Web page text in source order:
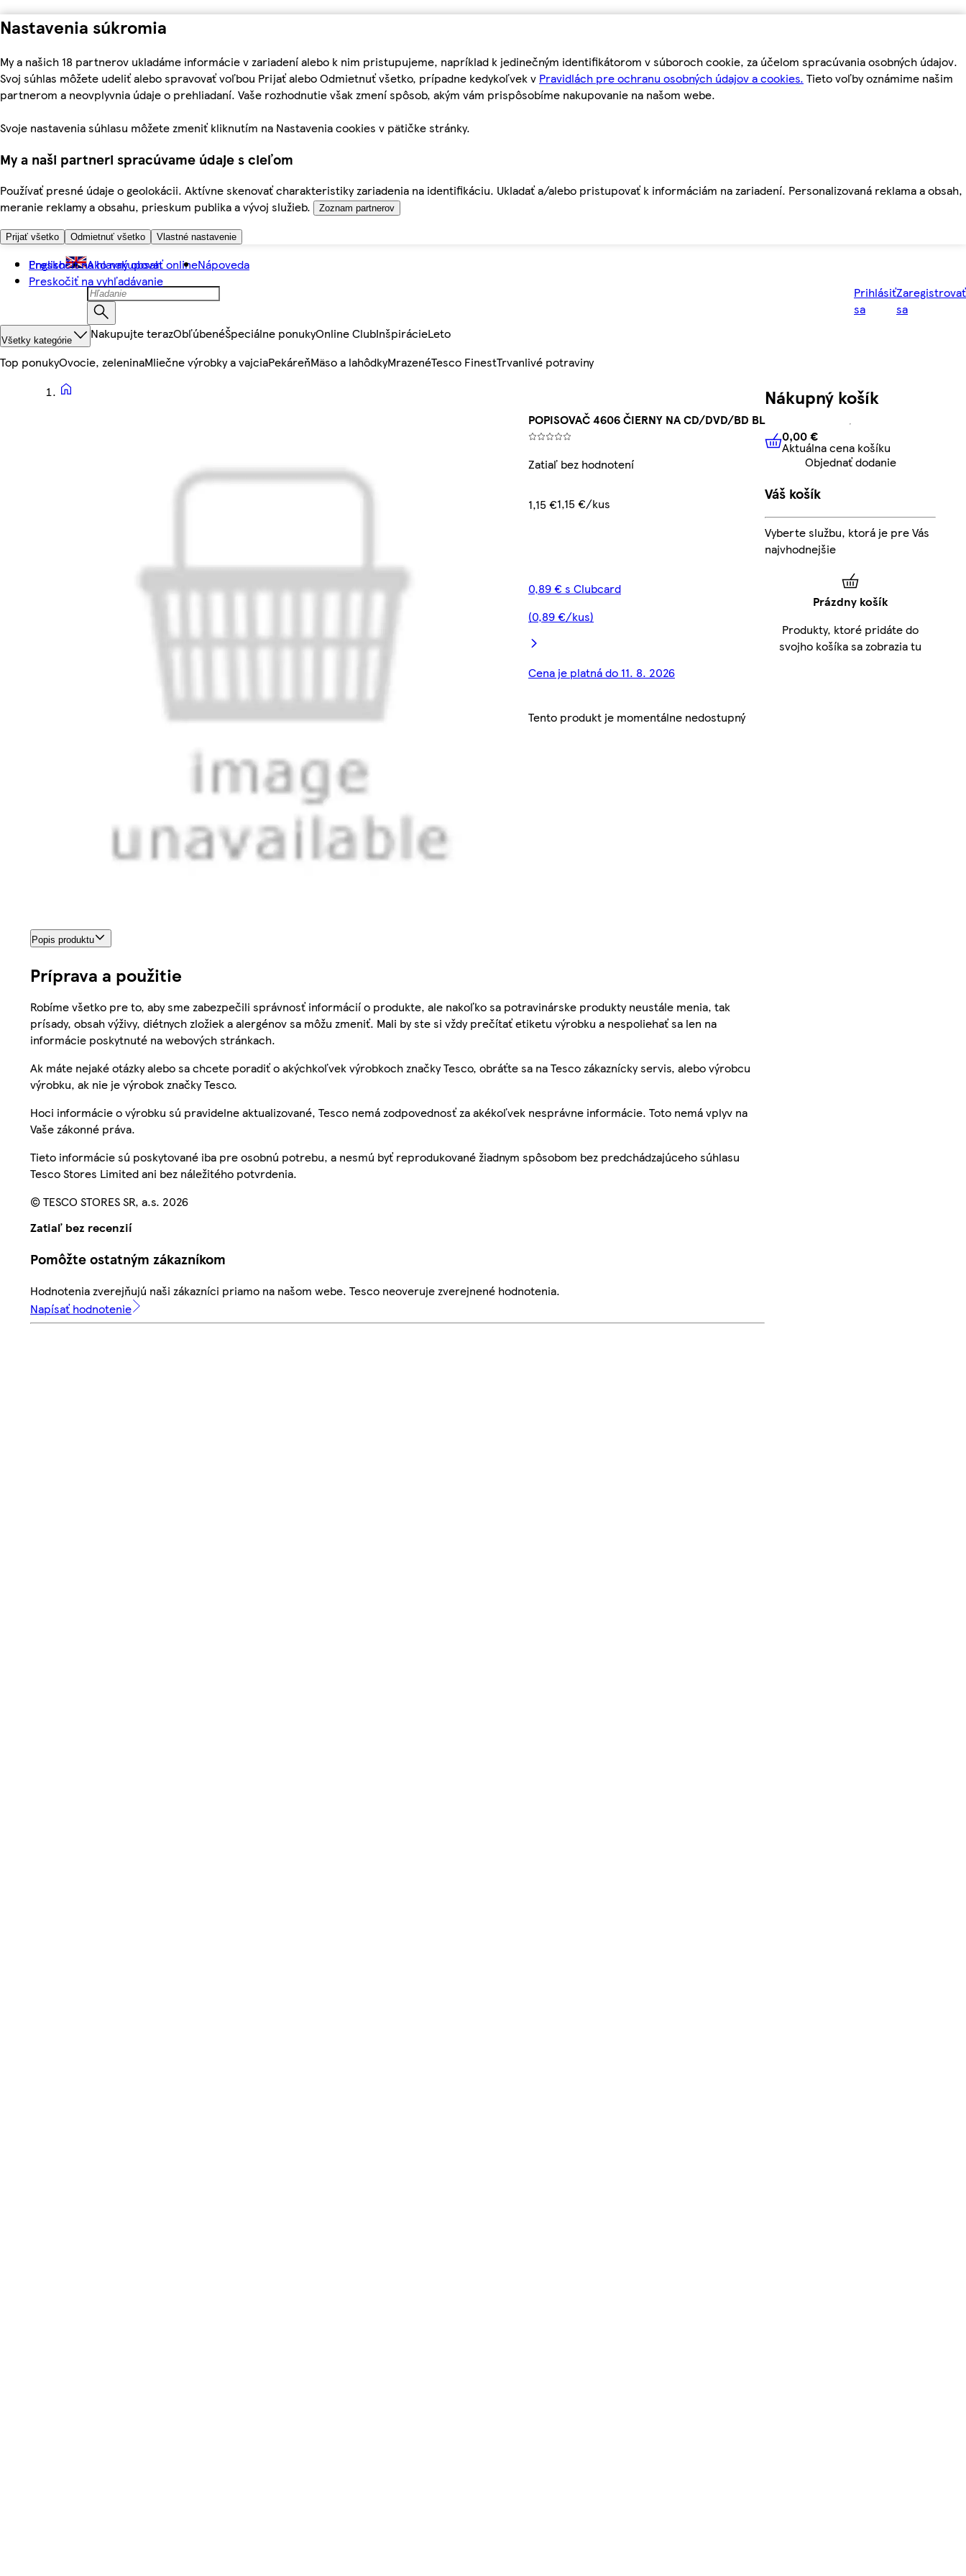
Nastavenia súkromia
My a našich 18 partnerov ukladáme informácie v zariadení alebo k nim pristupujeme, napríklad k jedinečným identifikátorom v súboroch cookie, za účelom spracúvania osobných údajov.
Svoj súhlas môžete udeliť alebo spravovať voľbou Prijať alebo Odmietnuť všetko, prípadne kedykoľvek v Pravidlách pre ochranu osobných údajov a cookies. Tieto voľby oznámime našim
partnerom a neovplyvnia údaje o prehliadaní. Vaše rozhodnutie však zmení spôsob, akým vám prispôsobíme nakupovanie na našom webe.
Svoje nastavenia súhlasu môžete zmeniť kliknutím na Nastavenia cookies v pätičke stránky.
My a naši partneri spracúvame údaje s cieľom
Používať presné údaje o geolokácii. Aktívne skenovať charakteristiky zariadenia na identifikáciu. Ukladať a/alebo pristupovať k informáciám na zariadení. Personalizovaná reklama a obsah,
meranie reklamy a obsahu, prieskum publika a vývoj služieb.
Zoznam partnerov
Prijať všetko Odmietnuť všetko Vlastné nastavenie
Preskočiť na hlavný obsah
Preskočiť na vyhľadávanie
English Ako nakupovať onlineNápoveda
Prihlásiť
sa
Zaregistrovať
sa
Všetky kategórie Nakupujte terazObľúbenéŠpeciálne ponukyOnline ClubInšpirácieLeto
Top ponukyOvocie, zeleninaMliečne výrobky a vajciaPekáreňMäso a lahôdkyMrazenéTesco FinestTrvanlivé potraviny
POPISOVAČ 4606 ČIERNY NA CD/DVD/BD BL
Zatiaľ bez hodnotení
1,15 €1,15 €/kus
0,89 € s Clubcard
(0,89 €/kus)
Cena je platná do 11. 8. 2026
Tento produkt je momentálne nedostupný
Popis produktu
Príprava a použitie
Robíme všetko pre to, aby sme zabezpečili správnosť informácií o produkte, ale nakoľko sa potravinárske produkty neustále menia, tak
prísady, obsah výživy, diétnych zložiek a alergénov sa môžu zmeniť. Mali by ste si vždy prečítať etiketu výrobku a nespoliehať sa len na
informácie poskytnuté na webových stránkach.
Ak máte nejaké otázky alebo sa chcete poradiť o akýchkoľvek výrobkoch značky Tesco, obráťte sa na Tesco zákaznícky servis, alebo výrobcu
výrobku, ak nie je výrobok značky Tesco.
Hoci informácie o výrobku sú pravidelne aktualizované, Tesco nemá zodpovednosť za akékoľvek nesprávne informácie. Toto nemá vplyv na
Vaše zákonné práva.
Tieto informácie sú poskytované iba pre osobnú potrebu, a nesmú byť reprodukované žiadnym spôsobom bez predchádzajúceho súhlasu
Tesco Stores Limited ani bez náležitého potvrdenia.
© TESCO STORES SR, a.s. 2026
Zatiaľ bez recenzií
Pomôžte ostatným zákazníkom
Hodnotenia zverejňujú naši zákazníci priamo na našom webe. Tesco neoveruje zverejnené hodnotenia.
Napísať hodnotenie
Nákupný košík
0,00 € Aktuálna cena košíku
0,00 €
Aktuálna cena košíku
Objednať dodanie
Váš košík
Vyberte službu, ktorá je pre Vás
najvhodnejšie
Prázdny košík
Produkty, ktoré pridáte do
svojho košíka sa zobrazia tu